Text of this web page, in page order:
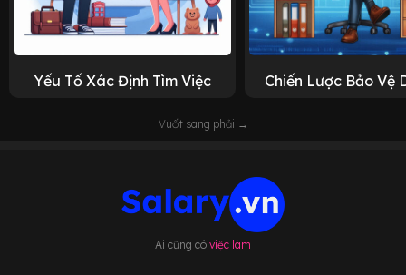
Yếu Tố Xác Định Tìm Việc Chiến Lược Bảo Vệ
Vuốt sang phải →
Ai cũng có việc làm